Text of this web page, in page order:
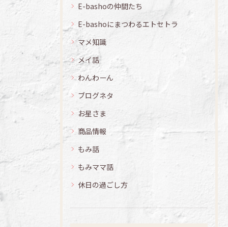
E-bashoの仲間たち
E-bashoにまつわるエトセトラ
マメ知識
メイ話
わんわーん
ブログネタ
お星さま
商品情報
もみ話
もみママ話
休日の過ごし方